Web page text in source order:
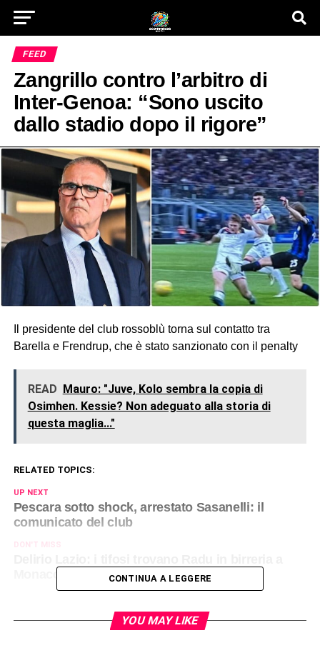
FEED
Zangrillo contro l’arbitro di
Inter-Genoa: “Sono uscito
dallo stadio dopo il rigore”
Il presidente del club rossoblù torna sul contatto tra
Barella e Frendrup, che è stato sanzionato con il penalty
READ Mauro: "Juve, Kolo sembra la copia di
Osimhen. Kessie? Non adeguato alla storia di
questa maglia..."
RELATED TOPICS:
UP NEXT
Pescara sotto shock, arrestato Sasanelli: il
comunicato del club
DON'T MISS
Monaco e scatta la festaCONTINUA A LEGGERE
YOU MAY LIKE